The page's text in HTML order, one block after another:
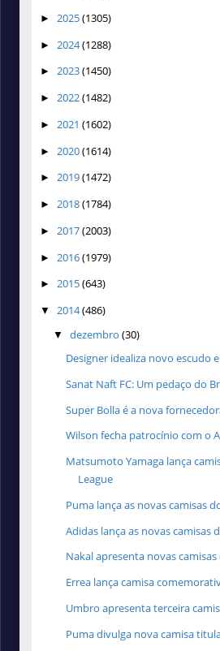
► 2025(1305)
► 2024(1288)
► 2023(1450)
► 2022(1482)
► 2021 (1602)
► 2020(1614)
► 2019(1472)
► 2018(1784)
► 2017(2003)
► 2016(1979)
► 2015(643)
▼ 2014(486)
▼ dezembro (30)
Designer idealiza novo escudo
Sanat Naft FC: Um pedaço do
Super Bolla é a nova
Wilson fecha patrocínio com o
Matsumoto Yamaga lança
League
Puma lança as novas camisas
Adidas lança as novas camisas
Nakal apresenta novas
Errea lança camisa
Umbro apresenta terceira
Puma divulga nova camisa